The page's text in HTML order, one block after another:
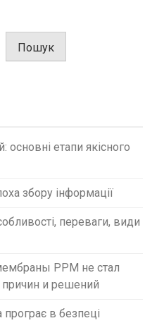
Пошук
основні етапи якісного
збору інформації
переваги, види
PPM не стал
и решений
в безпеці